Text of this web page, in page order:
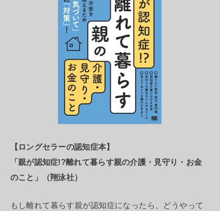
【ロングセラーの認知症本】
「親が認知症!?離れて暮らす親の介護・見守り・お金
のこと」（翔泳社）
もし離れて暮らす親が認知症になったら、どうやって